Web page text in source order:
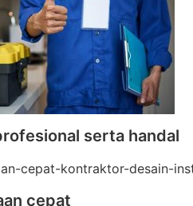
serta handal
cepat